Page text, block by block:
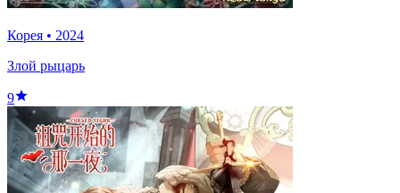
Корея • 2024
Злой рыцарь
9